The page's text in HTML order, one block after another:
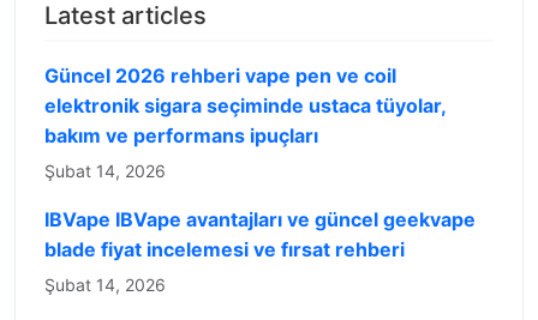
Latest articles
Güncel 2026 rehberi vape pen ve coil
elektronik sigara seçiminde ustaca tüyolar,
bakım ve performans ipuçları
Şubat 14, 2026
IBVape IBVape avantajları ve güncel geekvape
blade fiyat incelemesi ve fırsat rehberi
Şubat 14, 2026